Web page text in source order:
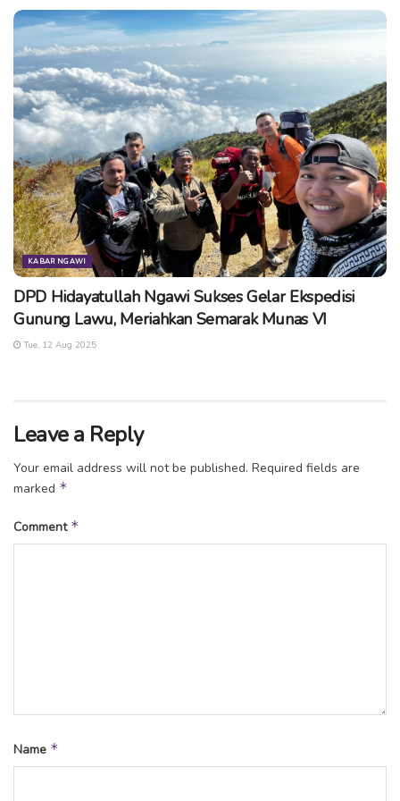
tentunya luar kota.
Seperti pantauan dari redaksi, kegiatan ini juga dimeriahkan
dengan fashion show pakaian tradisional, adu sabet dalang
remaja, kontes 10 gembrung ucul, pagelaran jaranan, lomba
langen bekso, guyon maton, dan pagelaran wayang kulit
dalang bocah.
(fri/cse)
Tags: #EventNgawi 10.000 Dramenan
desa mojo
Festival Tradisi
ngawi Tradisi Ngawi
KABAR NGAWI
DPD Hidayatullah Ngawi Sukses Gelar Ekspedisi
Gunung Lawu, Meriahkan Semarak Munas VI
Tue, 12 Aug 2025
Leave a Reply
Your email address will not be published. Required fields are
marked *
Comment *
Name *